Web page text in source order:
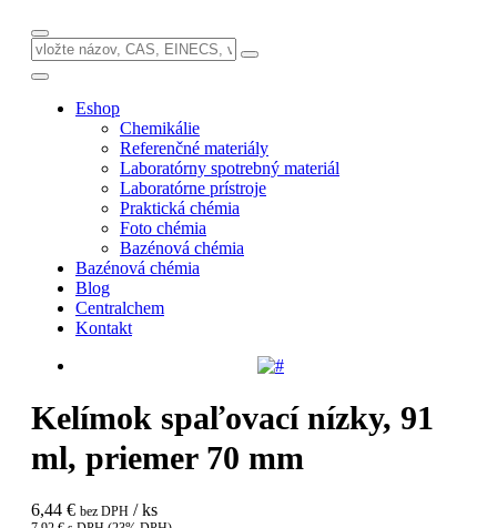
Eshop
Chemikálie
Referenčné materiály
Laboratórny spotrebný materiál
Laboratórne prístroje
Praktická chémia
Foto chémia
Bazénová chémia
Bazénová chémia
Blog
Centralchem
Kontakt
Kelímok spaľovací nízky, 91
ml, priemer 70 mm
6,44 € bez DPH / ks